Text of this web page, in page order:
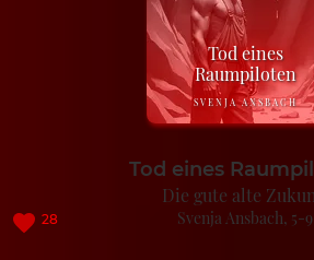
Tod eines
Raumpiloten
SVENJA ANSBACH
Tod eines
Die gute alte
28 Svenja Ansbach 5-